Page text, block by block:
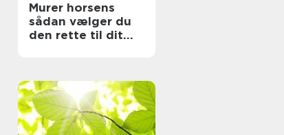
Murer horsens
sådan vælger du
den rette til dit